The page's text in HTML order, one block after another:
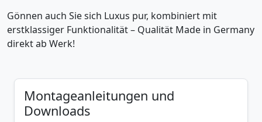
Gönnen auch Sie sich Luxus pur, kombiniert mit
erstklassiger Funktionalität – Qualität Made in Germany
direkt ab Werk!
Montageanleitungen und
Downloads